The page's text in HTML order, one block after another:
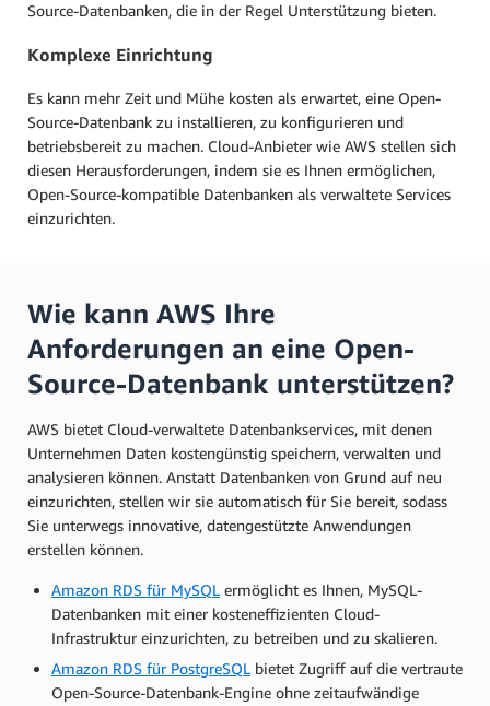
Source-Datenbanken, die in der Regel Unterstützung bieten.
Komplexe Einrichtung
Es kann mehr Zeit und Mühe kosten als erwartet, eine Open-
Source-Datenbank zu installieren, zu konfigurieren und
betriebsbereit zu machen. Cloud-Anbieter wie AWS stellen sich
diesen Herausforderungen, indem sie es Ihnen ermöglichen,
Open-Source-kompatible Datenbanken als verwaltete Services
einzurichten.
Wie kann AWS Ihre
Anforderungen an eine Open-
Source-Datenbank unterstützen?
AWS bietet Cloud-verwaltete Datenbankservices, mit denen
Unternehmen Daten kostengünstig speichern, verwalten und
analysieren können. Anstatt Datenbanken von Grund auf neu
einzurichten, stellen wir sie automatisch für Sie bereit, sodass
Sie unterwegs innovative, datengestützte Anwendungen
erstellen können.
Amazon RDS für MySQL ermöglicht es Ihnen, MySQL-
Datenbanken mit einer kosteneffizienten Cloud-
Infrastruktur einzurichten, zu betreiben und zu skalieren.
Amazon RDS für PostgreSQL bietet Zugriff auf die vertraute
Open-Source-Datenbank-Engine ohne zeitaufwändige